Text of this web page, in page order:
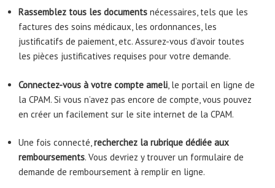
Rassemblez tous les documents nécessaires, tels que les
factures des soins médicaux, les ordonnances, les
justificatifs de paiement, etc. Assurez-vous d’avoir toutes
les pièces justificatives requises pour votre demande.
Connectez-vous à votre compte ameli, le portail en ligne de
la CPAM. Si vous n’avez pas encore de compte, vous pouvez
en créer un facilement sur le site internet de la CPAM.
Une fois connecté,recherchez la rubrique dédiée aux
remboursements. Vous devriez y trouver un formulaire de
demande de remboursement à remplir en ligne.